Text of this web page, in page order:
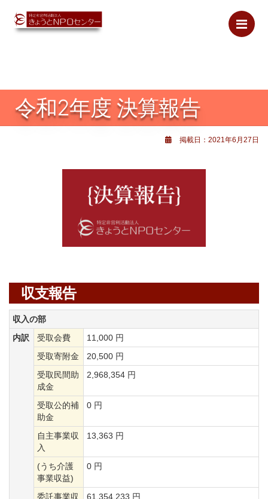
令和2年度 決算報告
掲載日：2021年6月27日
収支報告
収入の部
内訳
受取会費
11,000 円
受取寄附金
20,500 円
受取民間助
成金
2,968,354 円
受取公的補
助金
0 円
自主事業収
入
13,363 円
(うち介護
事業収益)
0 円
委託事業収
61,354,233 円